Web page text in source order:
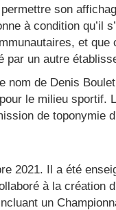
son
à condition qu’il
et
par un autre
nom de Denis
le milieu sportif.
de toponymie
2021. Il a été
à la création
un